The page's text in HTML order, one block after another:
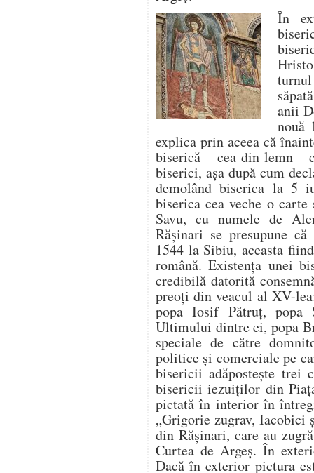
În
anii
nouă
explica prin aceea că
biserică – cea din lemn –
biserici, așa după cum
demolând biserica la 5
biserica cea veche o
Savu, cu numele de
Rășinari se presupune
1544 la Sibiu, aceasta
română. Existența unei
credibilă datorită
preoți din veacul al XV-
popa Iosif Pătruț, popa
Ultimului dintre ei, popa
speciale de către
politice și comerciale pe
bisericii adăpostește trei
bisericii iezuiților din
pictată în interior în
„Grigorie zugrav, Iacobici
din Rășinari, care au
Curtea de Argeș. În
Dacă în exterior pictura